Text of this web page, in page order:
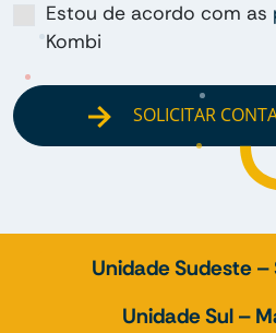
Estou de acordo com as
Kombi
SOLICITAR
Unidade Sudeste
Unidade Sul –